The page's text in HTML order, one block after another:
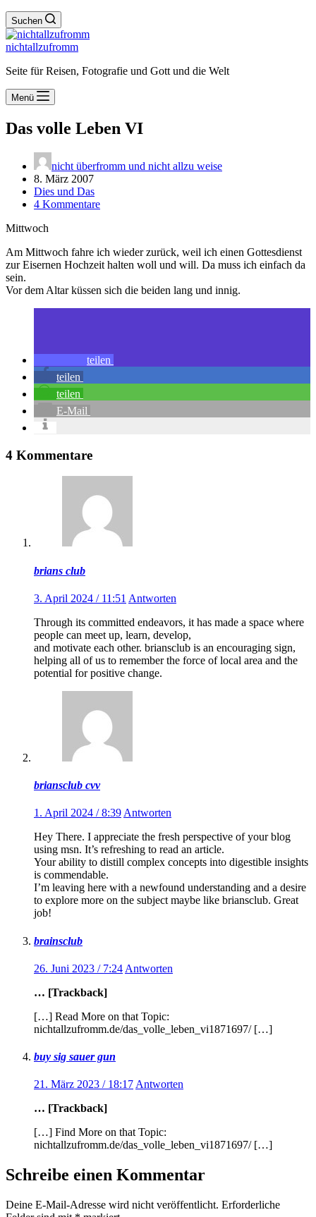
Suchen
nichtallzufromm
Seite für Reisen, Fotografie und Gott und die Welt
Menü
Das volle Leben VI
nicht überfromm und nicht allzu weise
8. März 2007
Dies und Das
4 Kommentare
Mittwoch
Am Mittwoch fahre ich wieder zurück, weil ich einen Gottesdienst
zur Eisernen Hochzeit halten woll und will. Da muss ich einfach da
sein.
Vor dem Altar küssen sich die beiden lang und innig.
teilen
teilen
teilen
E-Mail
4 Kommentare
brians club
3. April 2024 / 11:51 Antworten
Through its committed endeavors, it has made a space where
people can meet up, learn, develop,
and motivate each other. briansclub is an encouraging sign,
helping all of us to remember the force of local area and the
potential for positive change.
briansclub cvv
1. April 2024 / 8:39 Antworten
Hey There. I appreciate the fresh perspective of your blog
using msn. It’s refreshing to read an article.
Your ability to distill complex concepts into digestible insights
is commendable.
I’m leaving here with a newfound understanding and a desire
to explore more on the subject maybe like briansclub. Great
job!
brainsclub
26. Juni 2023 / 7:24 Antworten
… [Trackback]
[…] Read More on that Topic:
nichtallzufromm.de/das_volle_leben_vi1871697/ […]
buy sig sauer gun
21. März 2023 / 18:17 Antworten
… [Trackback]
[…] Find More on that Topic:
nichtallzufromm.de/das_volle_leben_vi1871697/ […]
Schreibe einen Kommentar
Deine E-Mail-Adresse wird nicht veröffentlicht. Erforderliche